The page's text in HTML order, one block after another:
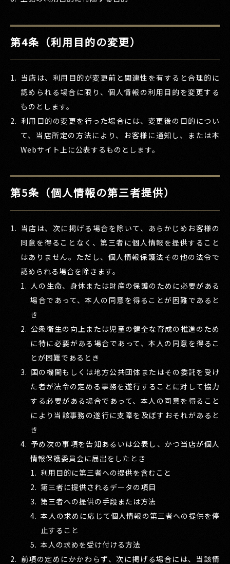
第4条（利用目的の変更）
当店は、利用目的が変更前と関連性を有すると合理的に
認められる場合に限り、個人情報の利用目的を変更する
ものとします。
利用目的の変更を行った場合には、変更後の目的につい
て、当店所定の方法により、お客様に通知し、または本
Webサイト上に公表するものとします。
第5条（個人情報の第三者提供）
当店は、次に掲げる場合を除いて、あらかじめお客様の
同意を得ることなく、第三者に個人情報を提供すること
はありません。ただし、個人情報保護法その他の法令で
認められる場合を除きます。
人の生命、身体または財産の保護のために必要がある
場合であって、本人の同意を得ることが困難であると
き
公衆衛生の向上または児童の健全な育成の推進のため
に特に必要がある場合であって、本人の同意を得るこ
とが困難であるとき
国の機関もしくは地方公共団体またはその委託を受け
た者が法令の定める事務を遂行することに対して協力
する必要がある場合であって、本人の同意を得ること
により当該事務の遂行に支障を及ぼすおそれがあると
き
予め次の事項を告知あるいは公表し、かつ当店が個人
情報保護委員会に届出をしたとき
利用目的に第三者への提供を含むこと
第三者に提供されるデータの項目
第三者への提供の手段または方法
本人の求めに応じて個人情報の第三者への提供を停
止すること
本人の求めを受け付ける方法
前項の定めにかかわらず、次に掲げる場合には、当該情